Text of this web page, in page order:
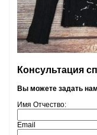
Консультация
Вы можете задать
Имя Отчество:
Email